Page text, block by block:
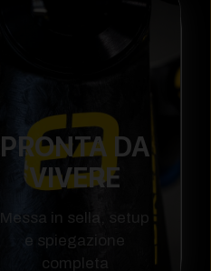
PRONTA DA
VIVERE
Messa in sella, setup
e spiegazione
completa